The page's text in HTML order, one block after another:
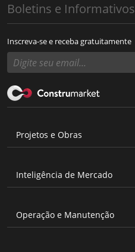
Boletins e Informativos
Inscreva-se e receba gratuitamente
Projetos e Obras
Inteligência de Mercado
Operação e Manutenção